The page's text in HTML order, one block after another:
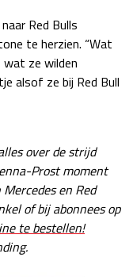
Red Bulls
te herzien. “Wat
wat ze wilden
alsof ze bij Red Bull
over de strijd
Prost moment
en Red
of bij abonnees op
te bestellen!